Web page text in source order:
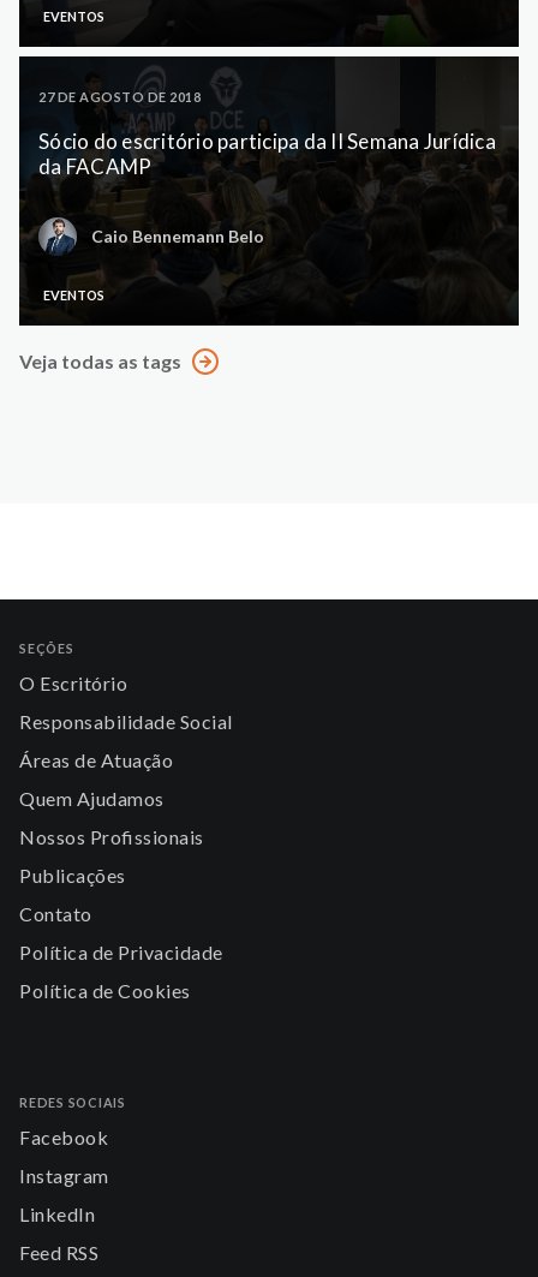
EVENTOS
27 DE AGOSTO DE 2018
Sócio do escritório participa da II Semana Jurídica
da FACAMP
Caio Bennemann Belo
EVENTOS
Veja todas as tags
SEÇÕES
O Escritório
Responsabilidade Social
Áreas de Atuação
Quem Ajudamos
Nossos Profissionais
Publicações
Contato
Política de Privacidade
Política de Cookies
REDES SOCIAIS
Facebook
Instagram
LinkedIn
Feed RSS